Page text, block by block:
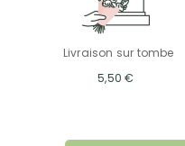
Livraison sur tombe
5,50 €